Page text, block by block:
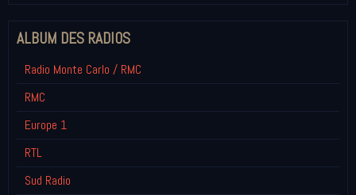
ALBUM DES RADIOS
Radio Monte Carlo / RMC
RMC
Europe 1
RTL
Sud Radio